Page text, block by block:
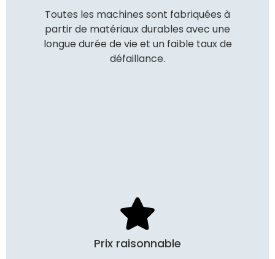
Toutes les machines sont fabriquées à
partir de matériaux durables avec une
longue durée de vie et un faible taux de
défaillance.
Prix raisonnable